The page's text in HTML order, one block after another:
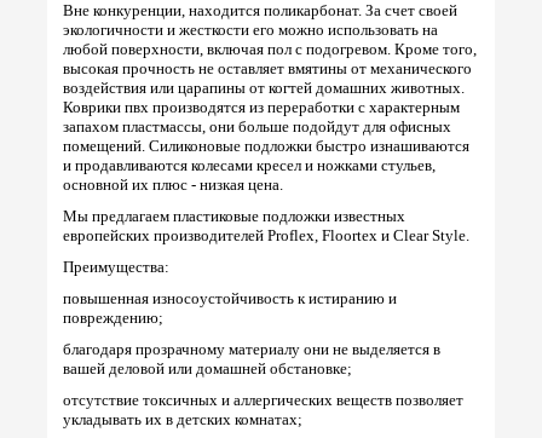
Вне конкуренции, находится поликарбонат. За счет своей
экологичности и жесткости его можно использовать на
любой поверхности, включая пол с подогревом. Кроме того,
высокая прочность не оставляет вмятины от механического
воздействия или царапины от когтей домашних животных.
Коврики пвх производятся из переработки с характерным
запахом пластмассы, они больше подойдут для офисных
помещений. Силиконовые подложки быстро изнашиваются
и продавливаются колесами кресел и ножками стульев,
основной их плюс - низкая цена.
Мы предлагаем пластиковые подложки известных
европейских производителей Proflex, Floortex и Clear Style.
Преимущества:
повышенная износоустойчивость к истиранию и
повреждению;
благодаря прозрачному материалу они не выделяется в
вашей деловой или домашней обстановке;
отсутствие токсичных и аллергических веществ позволяет
укладывать их в детских комнатах;